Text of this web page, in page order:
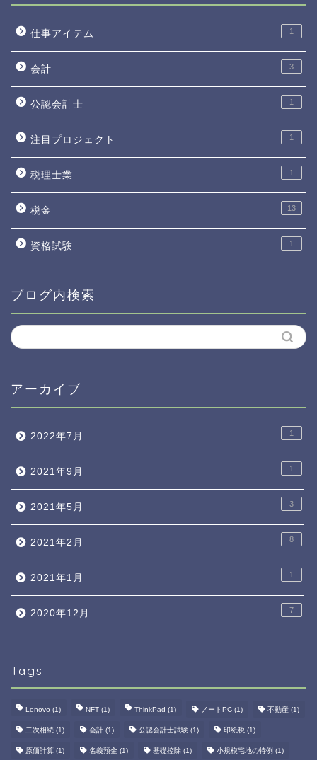
仕事アイテム 1
会計 3
公認会計士 1
注目プロジェクト 1
税理士業 1
税金 13
資格試験 1
ブログ内検索
アーカイブ
2022年7月 1
2021年9月 1
2021年5月 3
2021年2月 8
2021年1月 1
2020年12月 7
Tags
Lenovo (1) NFT (1) ThinkPad (1) ノートPC (1) 不動産 (1)
二次相続 (1) 会計 (1) 公認会計士試験 (1) 印紙税 (1)
原価計算 (1) 名義預金 (1) 基礎控除 (1) 小規模宅地の特例 (1)